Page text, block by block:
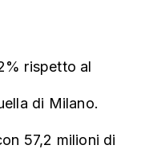
rispetto al
di Milano.
57,2 milioni di